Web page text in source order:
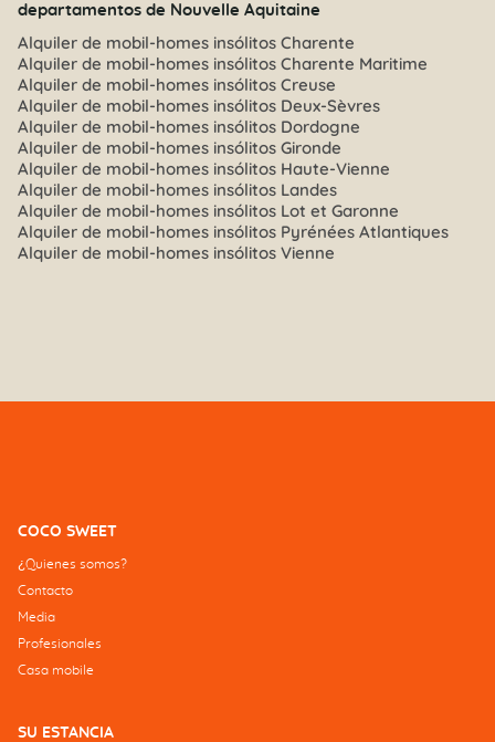
departamentos de Nouvelle Aquitaine
Alquiler de mobil-homes insólitos Charente
Alquiler de mobil-homes insólitos Charente Maritime
Alquiler de mobil-homes insólitos Creuse
Alquiler de mobil-homes insólitos Deux-Sèvres
Alquiler de mobil-homes insólitos Dordogne
Alquiler de mobil-homes insólitos Gironde
Alquiler de mobil-homes insólitos Haute-Vienne
Alquiler de mobil-homes insólitos Landes
Alquiler de mobil-homes insólitos Lot et Garonne
Alquiler de mobil-homes insólitos Pyrénées Atlantiques
Alquiler de mobil-homes insólitos Vienne
COCO SWEET
¿Quienes somos?
Contacto
Media
Profesionales
Casa mobile
SU ESTANCIA